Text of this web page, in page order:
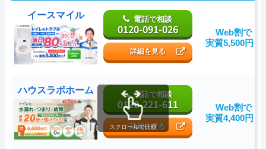
イースマイル 電話で相談
0120-091-026
詳細を見る
Web割で
実質5,500円～
ハウスラボホーム 電話で相談
0120-221-611
詳細を見る
Web割で
実質4,400円～
スクロールで比較